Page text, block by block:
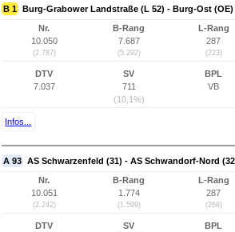
B 1 Burg-Grabower Landstraße (L 52) - Burg-Ost (OE)
Nr.
10.050
(2.787)
B-Rang
7.687
(5.292)
L-Rang
287
(223)
DTV
7.037
SV
711
(10,1%)
BPL
VB
Infos...
A 93 AS Schwarzenfeld (31) - AS Schwandorf-Nord
Nr.
10.051
(2.242)
B-Rang
1.774
(1.599)
L-Rang
287
(266)
DTV
SV
BPL